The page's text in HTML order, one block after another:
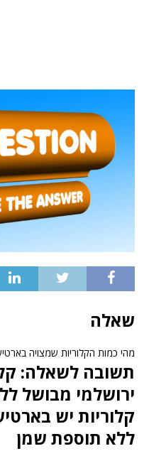
שאלה
מהי כמות הקלוריות שמצויה
תשובה לשאלה:
ירושלמי מבושל
קלוריות יש
ללא תוספת שמן